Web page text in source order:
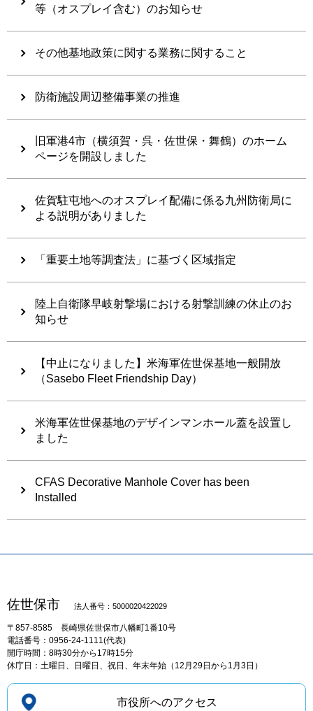
等（オスプレイ含む）のお知らせ
その他基地政策に関する業務に関すること
防衛施設周辺整備事業の推進
旧軍港4市（横須賀・呉・佐世保・舞鶴）のホーム
ページを開設しました
佐賀駐屯地へのオスプレイ配備に係る九州防衛局に
よる説明がありました
「重要土地等調査法」に基づく区域指定
陸上自衛隊早岐射撃場における射撃訓練の休止のお
知らせ
【中止になりました】米海軍佐世保基地一般開放
（Sasebo Fleet Friendship Day）
米海軍佐世保基地のデザインマンホール蓋を設置し
ました
CFAS Decorative Manhole Cover has been
Installed
佐世保市 法人番号：5000020422029
〒857-8585 長崎県佐世保市八幡町1番10号
電話番号：0956-24-1111(代表)
開庁時間：8時30分から17時15分
休庁日：土曜日、日曜日、祝日、年末年始（12月29日から1月3日）
市役所へのアクセス